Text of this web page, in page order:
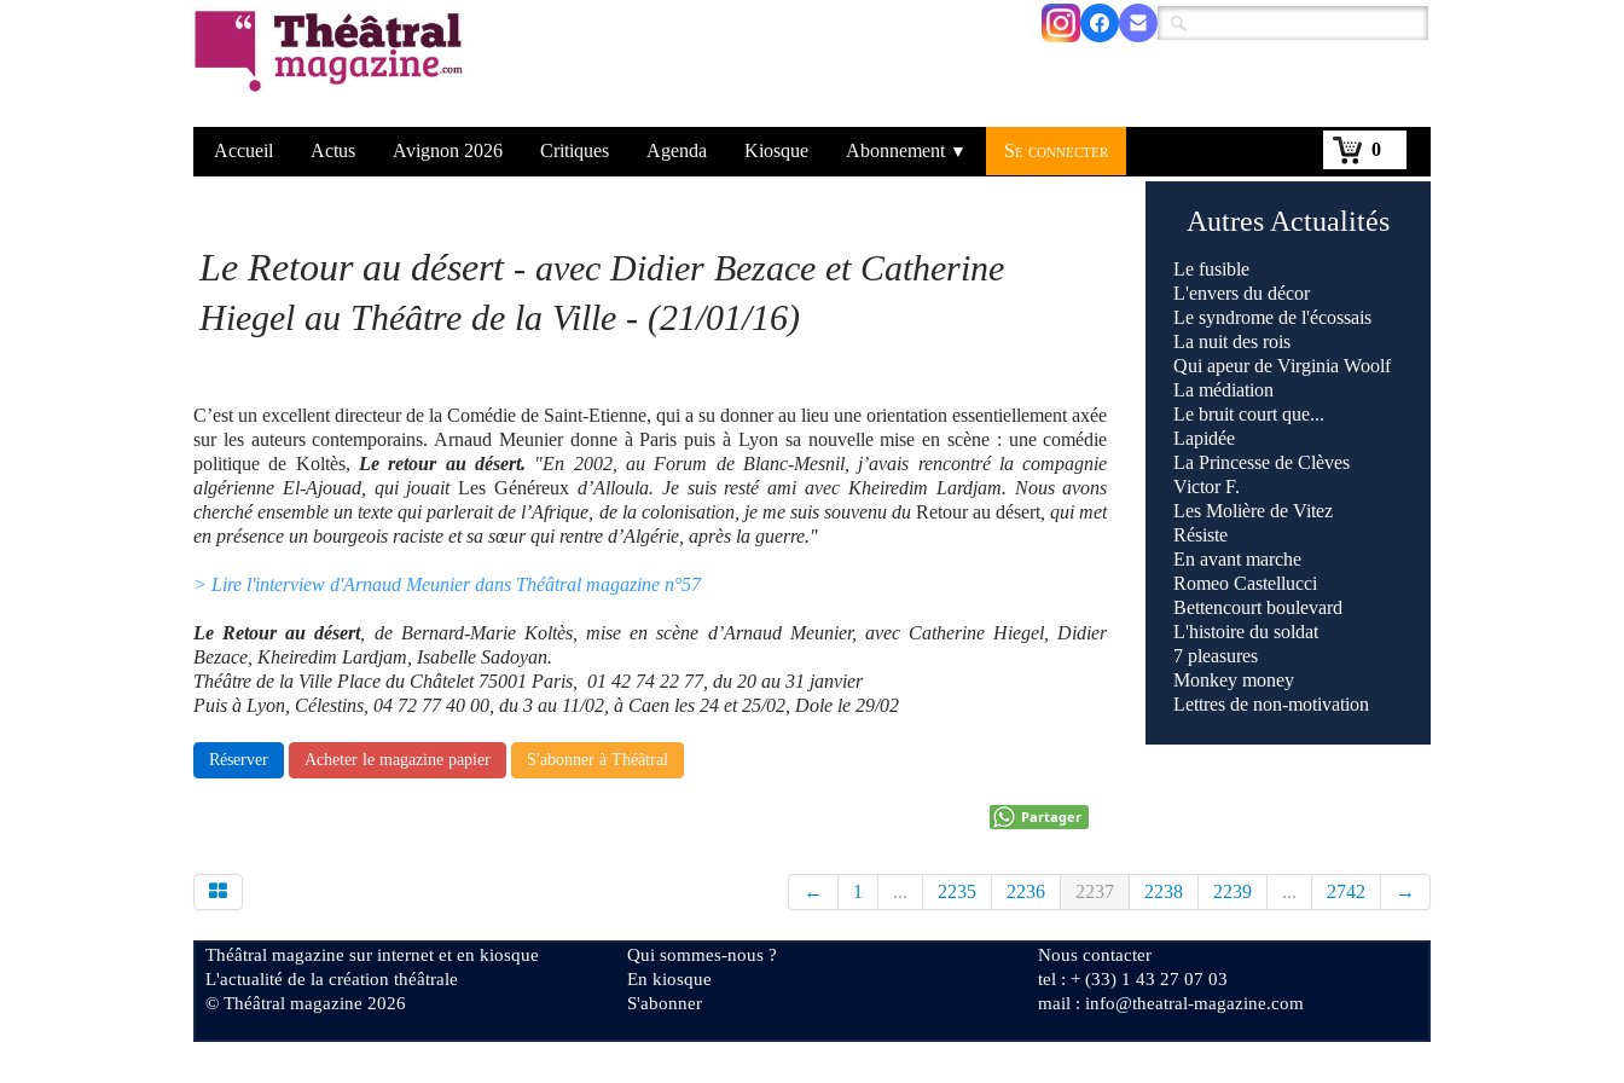
0
Accueil Actus Avignon 2026 Critiques Agenda Kiosque Abonnement ▼ Se connecter
Le Retour au désert - avec Didier Bezace et Catherine
Hiegel au Théâtre de la Ville - (21/01/16)
C’est un excellent directeur de la Comédie de Saint-Etienne, qui a su donner au lieu une orientation essentiellement axée
sur les auteurs contemporains. Arnaud Meunier donne à Paris puis à Lyon sa nouvelle mise en scène : une comédie
politique de Koltès, Le retour au désert. "En 2002, au Forum de Blanc-Mesnil, j’avais rencontré la compagnie
algérienne El-Ajouad, qui jouaitLes Généreux d’Alloula. Je suis resté ami avec Kheiredim Lardjam. Nous avons
cherché ensemble un texte qui parlerait de l’Afrique, de la colonisation, je me suis souvenu duRetour au désert , qui met
en présence un bourgeois raciste et sa sœur qui rentre d’Algérie, après la guerre."
> Lire l'interview d'Arnaud Meunier dans Théâtral magazine n°57
Le Retour au désert, de Bernard-Marie Koltès, mise en scène d’Arnaud Meunier, avec Catherine Hiegel, Didier
Bezace, Kheiredim Lardjam, Isabelle Sadoyan.
Théâtre de la Ville Place du Châtelet 75001 Paris, 01 42 74 22 77, du 20 au 31 janvier
Puis à Lyon, Célestins, 04 72 77 40 00, du 3 au 11/02, à Caen les 24 et 25/02, Dole le 29/02
Réserver Acheter le magazine papier S'abonner à Théâtral
Partager
Autres Actualités
Le fusible
L'envers du décor
Le syndrome de l'écossais
La nuit des rois
Qui apeur de Virginia Woolf
La médiation
Le bruit court que...
Lapidée
La Princesse de Clèves
Victor F.
Les Molière de Vitez
Résiste
En avant marche
Romeo Castellucci
Bettencourt boulevard
L'histoire du soldat
7 pleasures
Monkey money
Lettres de non-motivation
← 1 ... 2235 2236 2237 2238 2239 ... 2742 →
Théâtral magazine sur internet et en kiosque
L'actualité de la création théâtrale
© Théâtral magazine 2026
Qui sommes-nous ?
En kiosque
S'abonner
Nous contacter
tel : + (33) 1 43 27 07 03
mail : info@theatral-magazine.com